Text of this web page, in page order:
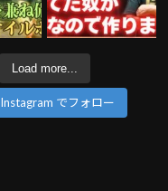
Load more...
Instagram でフォロー